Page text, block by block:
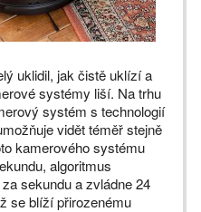
uklidil, jak čistě uklízí a
systémy liší. Na trhu
systém s technologií
vidět téměř stejně
kamerového systému
algoritmus
sekundu a zvládne 24
se blíží přirozenému